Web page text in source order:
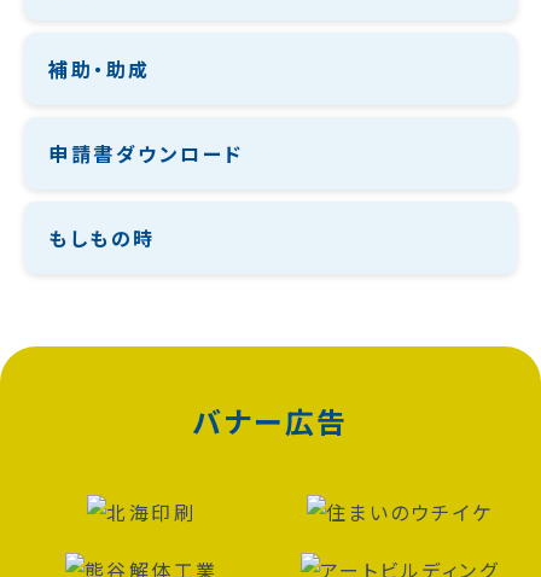
補助・助成
申請書ダウンロード
もしもの時
バナー広告